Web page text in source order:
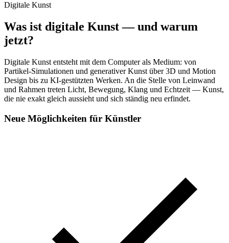
Digitale Kunst
Was ist digitale Kunst — und warum
jetzt?
Digitale Kunst entsteht mit dem Computer als Medium: von
Partikel-Simulationen und generativer Kunst über 3D und Motion
Design bis zu KI-gestützten Werken. An die Stelle von Leinwand
und Rahmen treten Licht, Bewegung, Klang und Echtzeit — Kunst,
die nie exakt gleich aussieht und sich ständig neu erfindet.
Neue Möglichkeiten für Künstler